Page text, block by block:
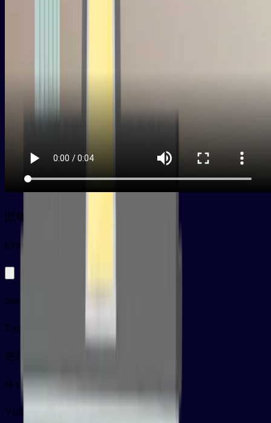
照相机
pyzhàoxiàngjī
camera
Exemples
他已经准备好照相机了。
tā yǐ jīng zhǔn bèi hǎo zhào xiàng jī le 。
Vidéo de la carte